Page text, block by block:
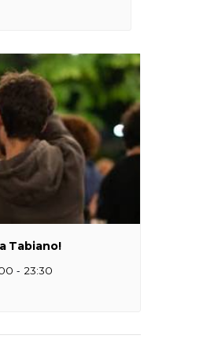
Tabiano!
- 23:30